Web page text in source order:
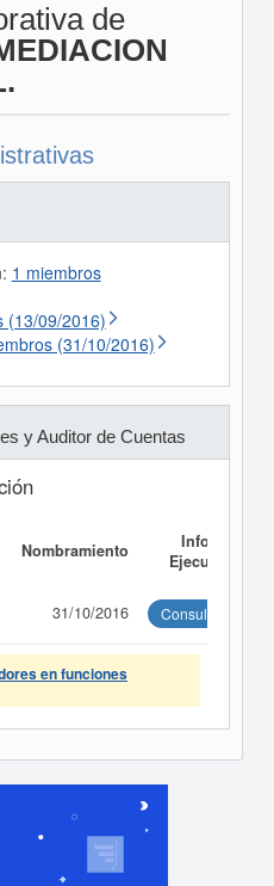
de
1 miembros
(13/09/2016)
(31/10/2016)
y Auditor de Cuentas
Nombramiento
Informe
Ejecutivo
31/10/2016 Consultar
en funciones